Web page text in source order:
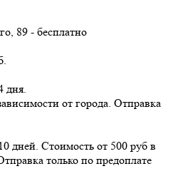
89 - бесплатно
дня.
от города. Отправка
дней. Стоимость от 500 руб в
только по предоплате